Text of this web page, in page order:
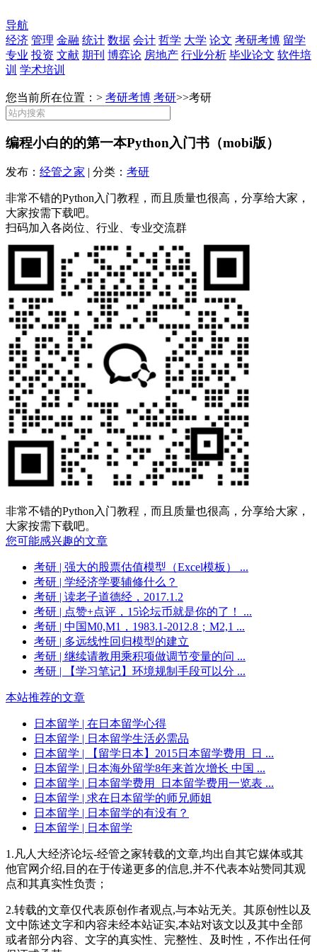
导航
经济 管理 金融 统计 数据 会计 哲学 大学 论文 考研考博 留学
专业 投资 文献 期刊 博弈论 房地产 行业分析 毕业论文 软件培
训 学术培训
您当前所在位置：> 考研考博 考研>>考研
编程小白的的第一本Python入门书（mobi版）
发布： 经管之家 | 分类： 考研
非常不错的Python入门教程，而且质量也很高，分享给大家，
大家按需下载吧。
扫码加入各岗位、行业、专业交流群
非常不错的Python入门教程，而且质量也很高，分享给大家，
大家按需下载吧。
您可能感兴趣的文章
考研 | 强大的股票估值模型（Excel模板） ...
考研 | 学经济学要辅修什么？
考研 | 读老子道德经，2017.1.2
考研 | 点赞+点评，15论坛币就是你的了！ ...
考研 | 中国M0,M1，1983.1-2012.8；M2,1 ...
考研 | 多远线性回归模型的建立
考研 | 继续请教用乘积项做调节变量的问 ...
考研 | 【学习笔记】环境规制手段可以分 ...
本站推荐的文章
日本留学 | 在日本留学心得
日本留学 | 日本留学生活必需品
日本留学 | 【留学日本】2015日本留学费用_日 ...
日本留学 | 日本海外留学8年来首次增长 中国 ...
日本留学 | 日本留学费用_日本留学费用一览表 ...
日本留学 | 求在日本留学的师兄师姐
日本留学 | 日本留学的有没有？
日本留学 | 日本留学
1.凡人大经济论坛-经管之家转载的文章,均出自其它媒体或其
他官网介绍,目的在于传递更多的信息,并不代表本站赞同其观
点和其真实性负责；
2.转载的文章仅代表原创作者观点,与本站无关。其原创性以及
文中陈述文字和内容未经本站证实,本站对该文以及其中全部
或者部分内容、文字的真实性、完整性、及时性，不作出任何